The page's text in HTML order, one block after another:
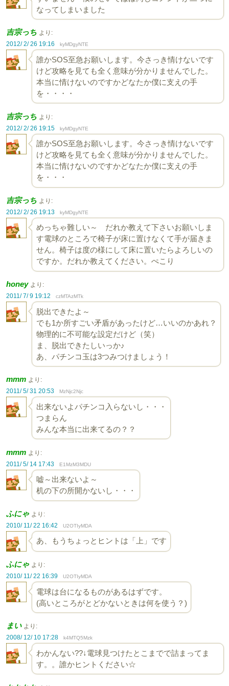
なってしまいました
吉宗っち より:
2012/ 2/ 26 19:16
kyMDgyNTE
誰かSOS至急お願いします。今さっき情けないです
けど攻略を見ても全く意味が分かりませんでした。
本当に情けないのですかどなたか僕に支えの手
を・・・・
吉宗っち より:
2012/ 2/ 26 19:15
kyMDgyNTE
誰かSOS至急お願いします。今さっき情けないです
けど攻略を見ても全く意味が分かりませんでした。
本当に情けないのですかどなたか僕に支えの手
を・・・
吉宗っち より:
2012/ 2/ 26 19:13
kyMDgyNTE
めっちゃ難しい～ だれか教えて下さいお願いしま
す電球のところで椅子が床に置けなくて手が届きま
せん。椅子は度の様にして床に置いたらよろしいの
ですか。だれか教えてください。ぺこり
honey より:
2011/ 7/ 9 19:12
czMTAzMTk
脱出できたよ～
でも1か所すごい矛盾があったけど…いいのかあれ？
物理的に不可能な設定だけど（笑）
ま、脱出できたしいっか♪
あ、パチンコ玉は3つみつけましょう！
mmm より:
2011/ 5/ 31 20:53
MzNjc2Njc
出来ないよパチンコ入らないし・・・
つまらん
みんな本当に出来てるの？？
mmm より:
2011/ 5/ 14 17:43
E1MzM3MDU
嘘～出来ないよ～
机の下の所開かないし・・・
ふにゃ より:
2010/ 11/ 22 16:42
U2OTIyMDA
あ、もうちょっとヒントは「上」です
ふにゃ より:
2010/ 11/ 22 16:39
U2OTIyMDA
電球は台になるものがあるはずです。
(高いところがとどかないときは何を使う？)
まい より:
2008/ 12/ 10 17:28
k4MTQ5Mzk
わかんない??↓電球見つけたとこまでで詰まってま
す。。誰かヒントください☆